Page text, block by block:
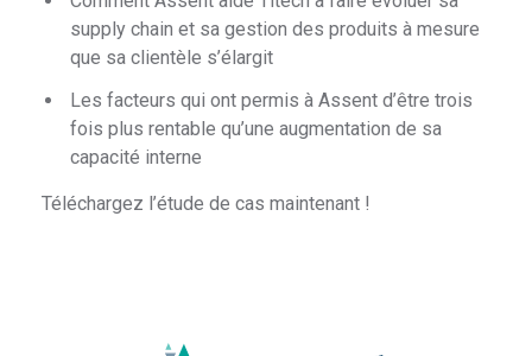
supply chain et sa gestion des produits à mesure
que sa clientèle s’élargit
Les facteurs qui ont permis à Assent d’être trois
fois plus rentable qu’une augmentation de sa
capacité interne
Téléchargez l’étude de cas maintenant !